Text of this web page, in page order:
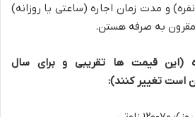
و مدت زمان اجاره (ساعتی یا روزانه)
مقرون به صرفه هستن.
(این قیمت ها تقریبی و برای سال